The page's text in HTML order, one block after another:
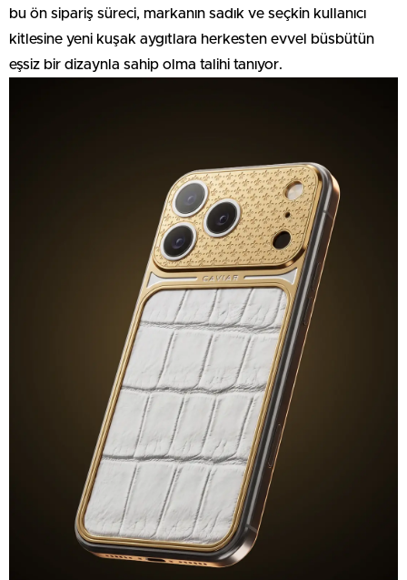
bu ön sipariş süreci, markanın sadık ve seçkin kullanıcı
kitlesine yeni kuşak aygıtlara herkesten evvel büsbütün
eşsiz bir dizaynla sahip olma talihi tanıyor.